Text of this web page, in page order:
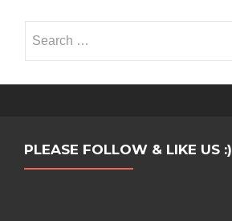
for:
PLEASE FOLLOW & LIKE US :)